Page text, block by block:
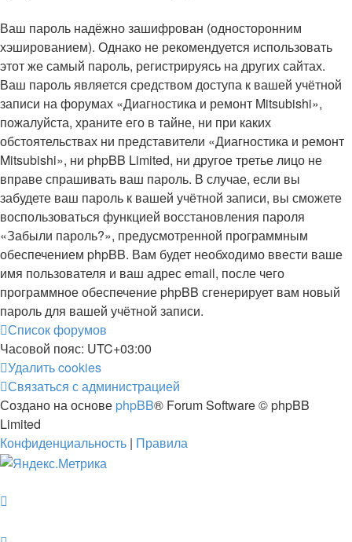
Ваш пароль надёжно зашифрован (односторонним
хэшированием). Однако не рекомендуется использовать
этот же самый пароль, регистрируясь на других сайтах.
Ваш пароль является средством доступа к вашей учётной
записи на форумах «Диагностика и ремонт Mitsubishi»,
пожалуйста, храните его в тайне, ни при каких
обстоятельствах ни представители «Диагностика и ремонт
Mitsubishi», ни phpBB Limited, ни другое третье лицо не
вправе спрашивать ваш пароль. В случае, если вы
забудете ваш пароль к вашей учётной записи, вы сможете
воспользоваться функцией восстановления пароля
«Забыли пароль?», предусмотренной программным
обеспечением phpBB. Вам будет необходимо ввести ваше
имя пользователя и ваш адрес email, после чего
программное обеспечение phpBB сгенерирует вам новый
пароль для вашей учётной записи.
Список форумов
Часовой пояс: UTC+03:00
Удалить cookies
Связаться с администрацией
Создано на основе phpBB® Forum Software © phpBB
Limited
Конфиденциальность | Правила